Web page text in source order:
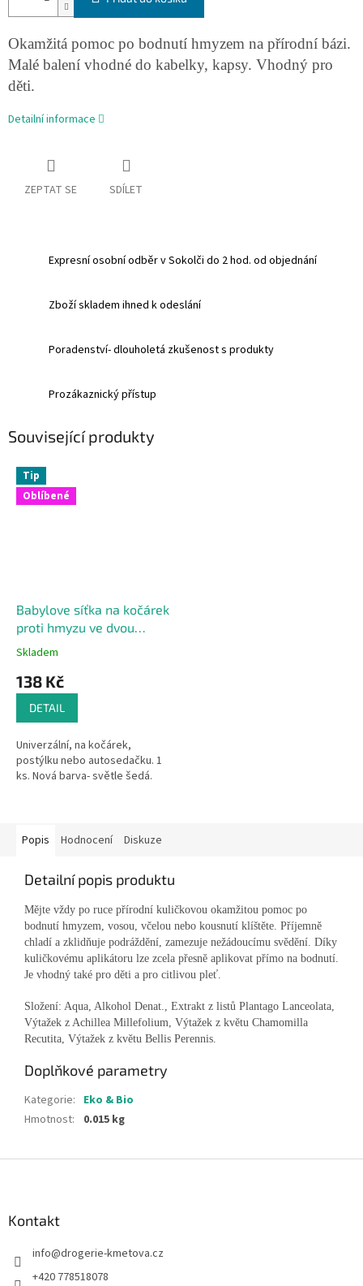
Okamžitá pomoc po bodnutí hmyzem na přírodní bázi.
Malé balení vhodné do kabelky, kapsy. Vhodný pro
děti.
Detailní informace
ZEPTAT SE SDÍLET
Expresní osobní odběr v Sokolči do 2 hod. od objednání
Zboží skladem ihned k odeslání
Poradenství- dlouholetá zkušenost s produkty
Prozákaznický přístup
Související produkty
Tip
Oblíbené
Babylove síťka na kočárek
proti hmyzu ve dvou
barvách, univerzální, 1 ks
Skladem
138 Kč
DETAIL
Univerzální, na kočárek,
postýlku nebo autosedačku. 1
ks. Nová barva- světle šedá.
Popis Hodnocení Diskuze
Detailní popis produktu
Mějte vždy po ruce přírodní kuličkovou okamžitou pomoc po
bodnutí hmyzem, vosou, včelou nebo kousnutí klíštěte. Příjemně
chladí a zklidňuje podráždění, zamezuje nežádoucímu svědění. Díky
kuličkovému aplikátoru lze zcela přesně aplikovat přímo na bodnutí.
Je vhodný také pro děti a pro citlivou pleť.
Složení: Aqua, Alkohol Denat., Extrakt z listů Plantago Lanceolata,
Výtažek z Achillea Millefolium, Výtažek z květu Chamomilla
Recutita, Výtažek z květu Bellis Perennis.
Doplňkové parametry
Kategorie: Eko & Bio
Hmotnost: 0.015 kg
Kontakt
info@drogerie-kmetova.cz
+420 778518078